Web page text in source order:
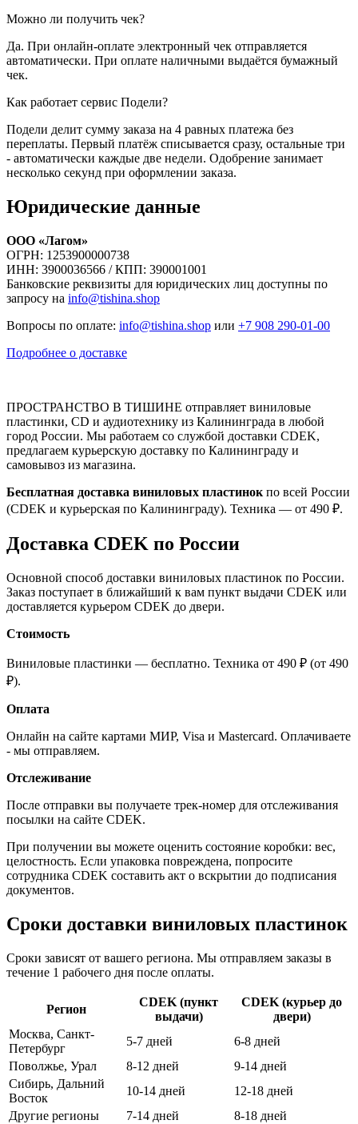
Можно ли получить чек?
Да. При онлайн-оплате электронный чек отправляется
автоматически. При оплате наличными выдаётся бумажный
чек.
Как работает сервис Подели?
Подели делит сумму заказа на 4 равных платежа без
переплаты. Первый платёж списывается сразу, остальные три
- автоматически каждые две недели. Одобрение занимает
несколько секунд при оформлении заказа.
Юридические данные
ООО «Лагом»
ОГРН: 1253900000738
ИНН: 3900036566 / КПП: 390001001
Банковские реквизиты для юридических лиц доступны по
запросу на info@tishina.shop
Вопросы по оплате: info@tishina.shop или +7 908 290-01-00
Подробнее о доставке
ПРОСТРАНСТВО В ТИШИНЕ отправляет виниловые
пластинки, CD и аудиотехнику из Калининграда в любой
город России. Мы работаем со службой доставки CDEK,
предлагаем курьерскую доставку по Калининграду и
самовывоз из магазина.
Бесплатная доставка виниловых пластинок по всей России
(CDEK и курьерская по Калининграду). Техника — от 490 ₽.
Доставка CDEK по России
Основной способ доставки виниловых пластинок по России.
Заказ поступает в ближайший к вам пункт выдачи CDEK или
доставляется курьером CDEK до двери.
Стоимость
Виниловые пластинки — бесплатно. Техника от 490 ₽ (от 490
₽).
Оплата
Онлайн на сайте картами МИР, Visa и Mastercard. Оплачиваете
- мы отправляем.
Отслеживание
После отправки вы получаете трек-номер для отслеживания
посылки на сайте CDEK.
При получении вы можете оценить состояние коробки: вес,
целостность. Если упаковка повреждена, попросите
сотрудника CDEK составить акт о вскрытии до подписания
документов.
Сроки доставки виниловых пластинок
Сроки зависят от вашего региона. Мы отправляем заказы в
течение 1 рабочего дня после оплаты.
Регион
CDEK (пункт
выдачи)
CDEK (курьер до
двери)
Москва, Санкт-
Петербург
5-7 дней
6-8 дней
Поволжье, Урал
8-12 дней
9-14 дней
Сибирь, Дальний
Восток
10-14 дней
12-18 дней
Другие регионы
7-14 дней
8-18 дней